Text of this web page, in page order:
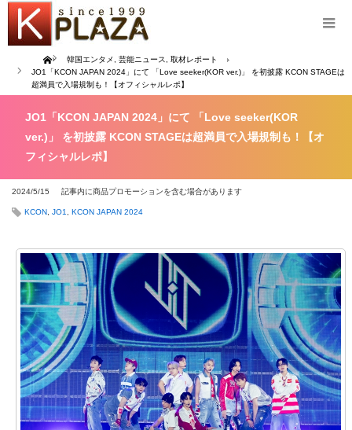
Home 韓国エンタメ 芸能ニュース
取材レポート
JO1「KCON JAPAN 2024」にて 「Love seeker(KOR ver.)」 を初披露 KCON STAGEは
超満員で入場規制も！【オフィシャルレポ】
JO1「KCON JAPAN 2024」にて 「Love seeker(KOR
ver.)」 を初披露 KCON STAGEは超満員で入場規制も！【オ
フィシャルレポ】
2024/5/15 記事内に商品プロモーションを含む場合があります
KCON JO1 KCON JAPAN 2024